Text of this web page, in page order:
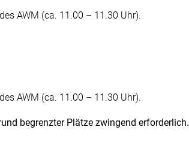
AWM (ca. 11.00 – 11.30 Uhr).
AWM (ca. 11.00 – 11.30 Uhr).
begrenzter Plätze zwingend erforderlich.